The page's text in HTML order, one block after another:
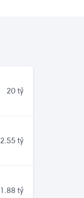
20 tỷ
2.55 tỷ
1.88 tỷ